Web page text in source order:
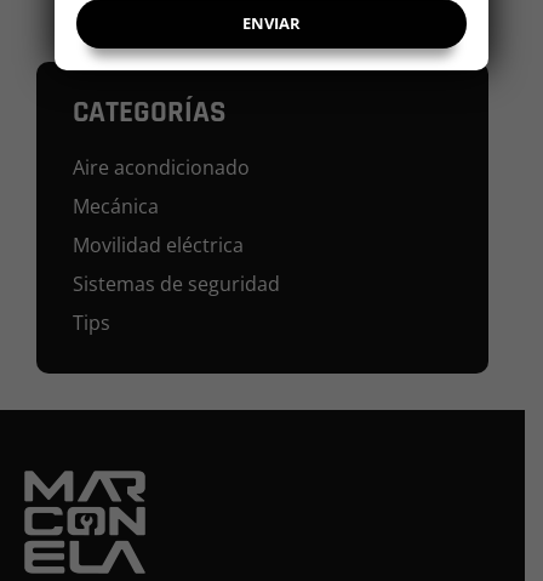
CATEGORÍAS
Aire acondicionado
Mecánica
Movilidad eléctrica
Sistemas de seguridad
Tips